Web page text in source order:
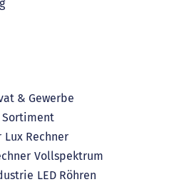
& Gewerbe
Sortiment
Lux Rechner
Vollspektrum
LED Röhren